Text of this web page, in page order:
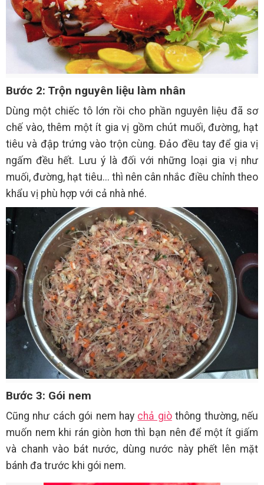
Bước 2: Trộn nguyên liệu làm nhân
Dùng một chiếc tô lớn rồi cho phần nguyên liệu đã sơ
chế vào, thêm một ít gia vị gồm chút muối, đường, hạt
tiêu và đập trứng vào trộn cùng. Đảo đều tay để gia vị
ngấm đều hết. Lưu ý là đối với những loại gia vị như
muối, đường, hạt tiêu... thì nên cân nhắc điều chỉnh theo
khẩu vị phù hợp với cả nhà nhé.
Bước 3: Gói nem
Cũng như cách gói nem hay chả giòthông thường, nếu
muốn nem khi rán giòn hơn thì bạn nên để một ít giấm
và chanh vào bát nước, dùng nước này phết lên mặt
bánh đa trước khi gói nem.